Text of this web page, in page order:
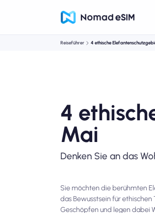
Reiseführer 4 ethische
4
Mai
Denken Sie an das
Sie möchten die berühmten
das Bewusstsein für
Geschöpfen und legen dabei